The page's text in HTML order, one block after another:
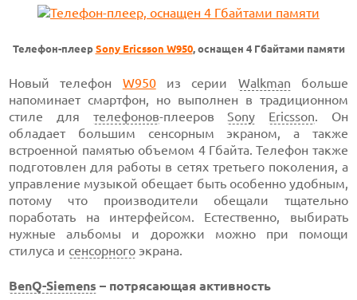
Телефон-плеер Sony Ericsson W950, оснащен 4 Гбайтами памяти
Новый телефон W950из серии Walkman больше
напоминает смартфон, но выполнен в традиционном
стиле для телефонов-плееровSony Ericsson. Он
обладает большим сенсорным экраном, а также
встроенной памятью объемом 4 Гбайта. Телефон также
подготовлен для работы в сетях третьего поколения, а
управление музыкой обещает быть особенно удобным,
потому что производители обещали тщательно
поработать на интерфейсом. Естественно, выбирать
нужные альбомы и дорожки можно при помощи
стилуса и сенсорного экрана.
BenQ-Siemens – потрясающая активность